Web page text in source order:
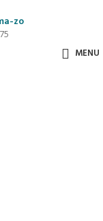
zo
MENU